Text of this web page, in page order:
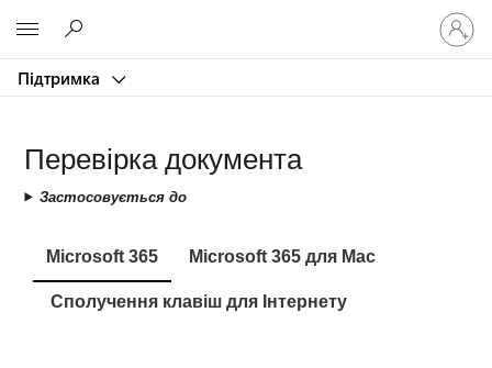
Підтримка
Увійдіть
свій
запис
Перевірка документа
Застосовується до
Microsoft 365 Microsoft 365 для Mac
Сполучення клавіш для Інтернету